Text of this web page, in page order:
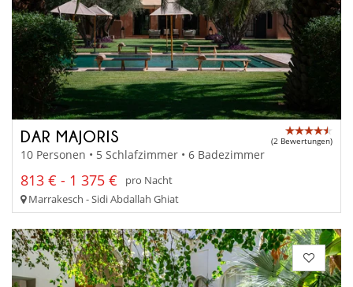
DAR MAJORIS (2 Bewertungen)
10 Personen • 5 Schlafzimmer • 6 Badezimmer
813 € - 1 375 €
pro Nacht
Marrakesch - Sidi Abdallah Ghiat